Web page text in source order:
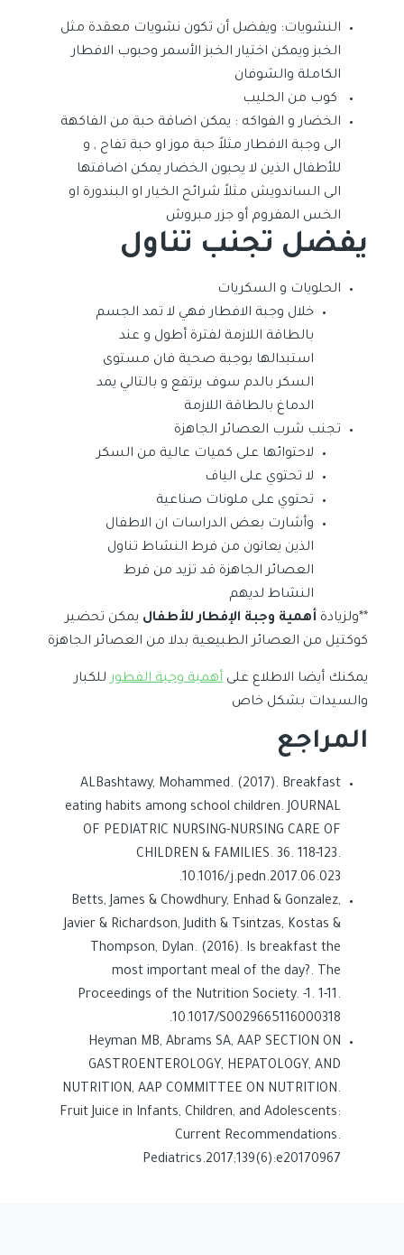
النشويات: ويفضل أن تكون نشويات معقدة مثل
الخبز ويمكن اختيار الخبز الأسمر وحبوب الافطار
الكاملة والشوفان
كوب من الحليب
الخضار و الفواكه : يمكن اضافة حبة من الفاكهة
الى وجبة الافطار مثلاً حبة موز او حبة تفاح , و
للأطفال الذين لا يحبون الخضار يمكن اضافتها
الى الساندويش مثلاً شرائح الخيار او البندورة او
الخس المفروم أو جزر مبروش
يفضل تجنب تناول
الحلويات و السكريات
خلال وجبة الافطار فهي لا تمد الجسم
بالطاقة اللازمة لفترة أطول و عند
استبدالها بوجبة صحية فان مستوى
السكر بالدم سوف يرتفع و بالتالي يمد
الدماغ بالطاقة اللازمة
تجنب شرب العصائر الجاهزة
لاحتوائها على كميات عالية من السكر
لا تحتوي على الياف
تحتوي على ملونات صناعية
وأشارت بعض الدراسات ان الاطفال
الذين يعانون من فرط النشاط تناول
العصائر الجاهزة قد تزيد من فرط
النشاط لديهم
**ولزيادة أهمية وجبة الإفطار للأطفال يمكن تحضير
كوكتيل من العصائر الطبيعية بدلا من العصائر الجاهزة
يمكنك أيضا الاطلاع على أهمية وجبة الفطورللكبار
والسيدات بشكل خاص
المراجع
ALBashtawy, Mohammed. (2017). Breakfast
eating habits among school children. JOURNAL
OF PEDIATRIC NURSING-NURSING CARE OF
CHILDREN & FAMILIES. 36. 118-123.
10.1016/j.pedn.2017.06.023.
Betts, James & Chowdhury, Enhad & Gonzalez,
Javier & Richardson, Judith & Tsintzas, Kostas &
Thompson, Dylan. (2016). Is breakfast the
most important meal of the day?. The
Proceedings of the Nutrition Society. -1. 1-11.
10.1017/S0029665116000318.
Heyman MB, Abrams SA, AAP SECTION ON
GASTROENTEROLOGY, HEPATOLOGY, AND
NUTRITION, AAP COMMITTEE ON NUTRITION.
Fruit Juice in Infants, Children, and Adolescents:
Current Recommendations.
Pediatrics.2017;139(6):e20170967